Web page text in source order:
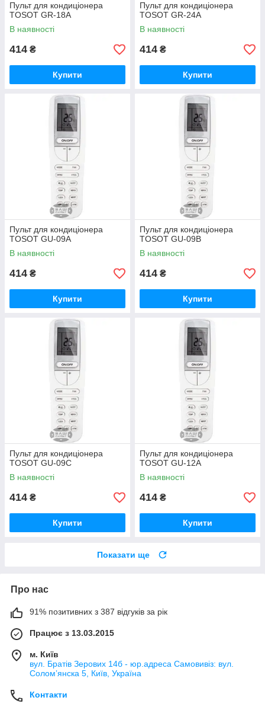
Пульт для кондиціонера
TOSOT GR-18A
В наявності
414 ₴
Купити
Пульт для кондиціонера
TOSOT GR-24A
В наявності
414 ₴
Купити
Пульт для кондиціонера
TOSOT GU-09A
В наявності
414 ₴
Купити
Пульт для кондиціонера
TOSOT GU-09B
В наявності
414 ₴
Купити
Пульт для кондиціонера
TOSOT GU-09C
В наявності
414 ₴
Купити
Пульт для кондиціонера
TOSOT GU-12A
В наявності
414 ₴
Купити
Показати ще
Про нас
91% позитивних з 387 відгуків за рік
Працює з 13.03.2015
м. Київ
вул. Братів Зерових 14б - юр.адреса Самовивіз: вул.
Соломʼянска 5, Київ, Україна
Контакти